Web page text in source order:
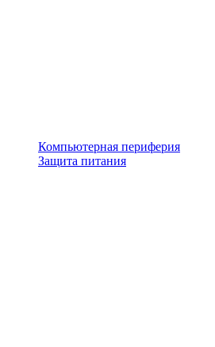
Компьютерная периферия
Защита питания